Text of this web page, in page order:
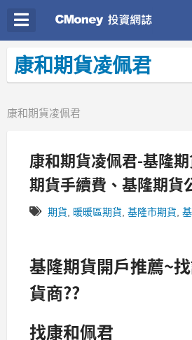
康和期貨凌佩君
康和期貨凌佩君
康和期貨凌佩君-基隆
期貨手續費、基隆期貨
貨商、基隆康和期貨開
期貨 暖暖區期貨 基隆市期貨 基
基隆期貨開戶推薦~
貨商??
找康和佩君